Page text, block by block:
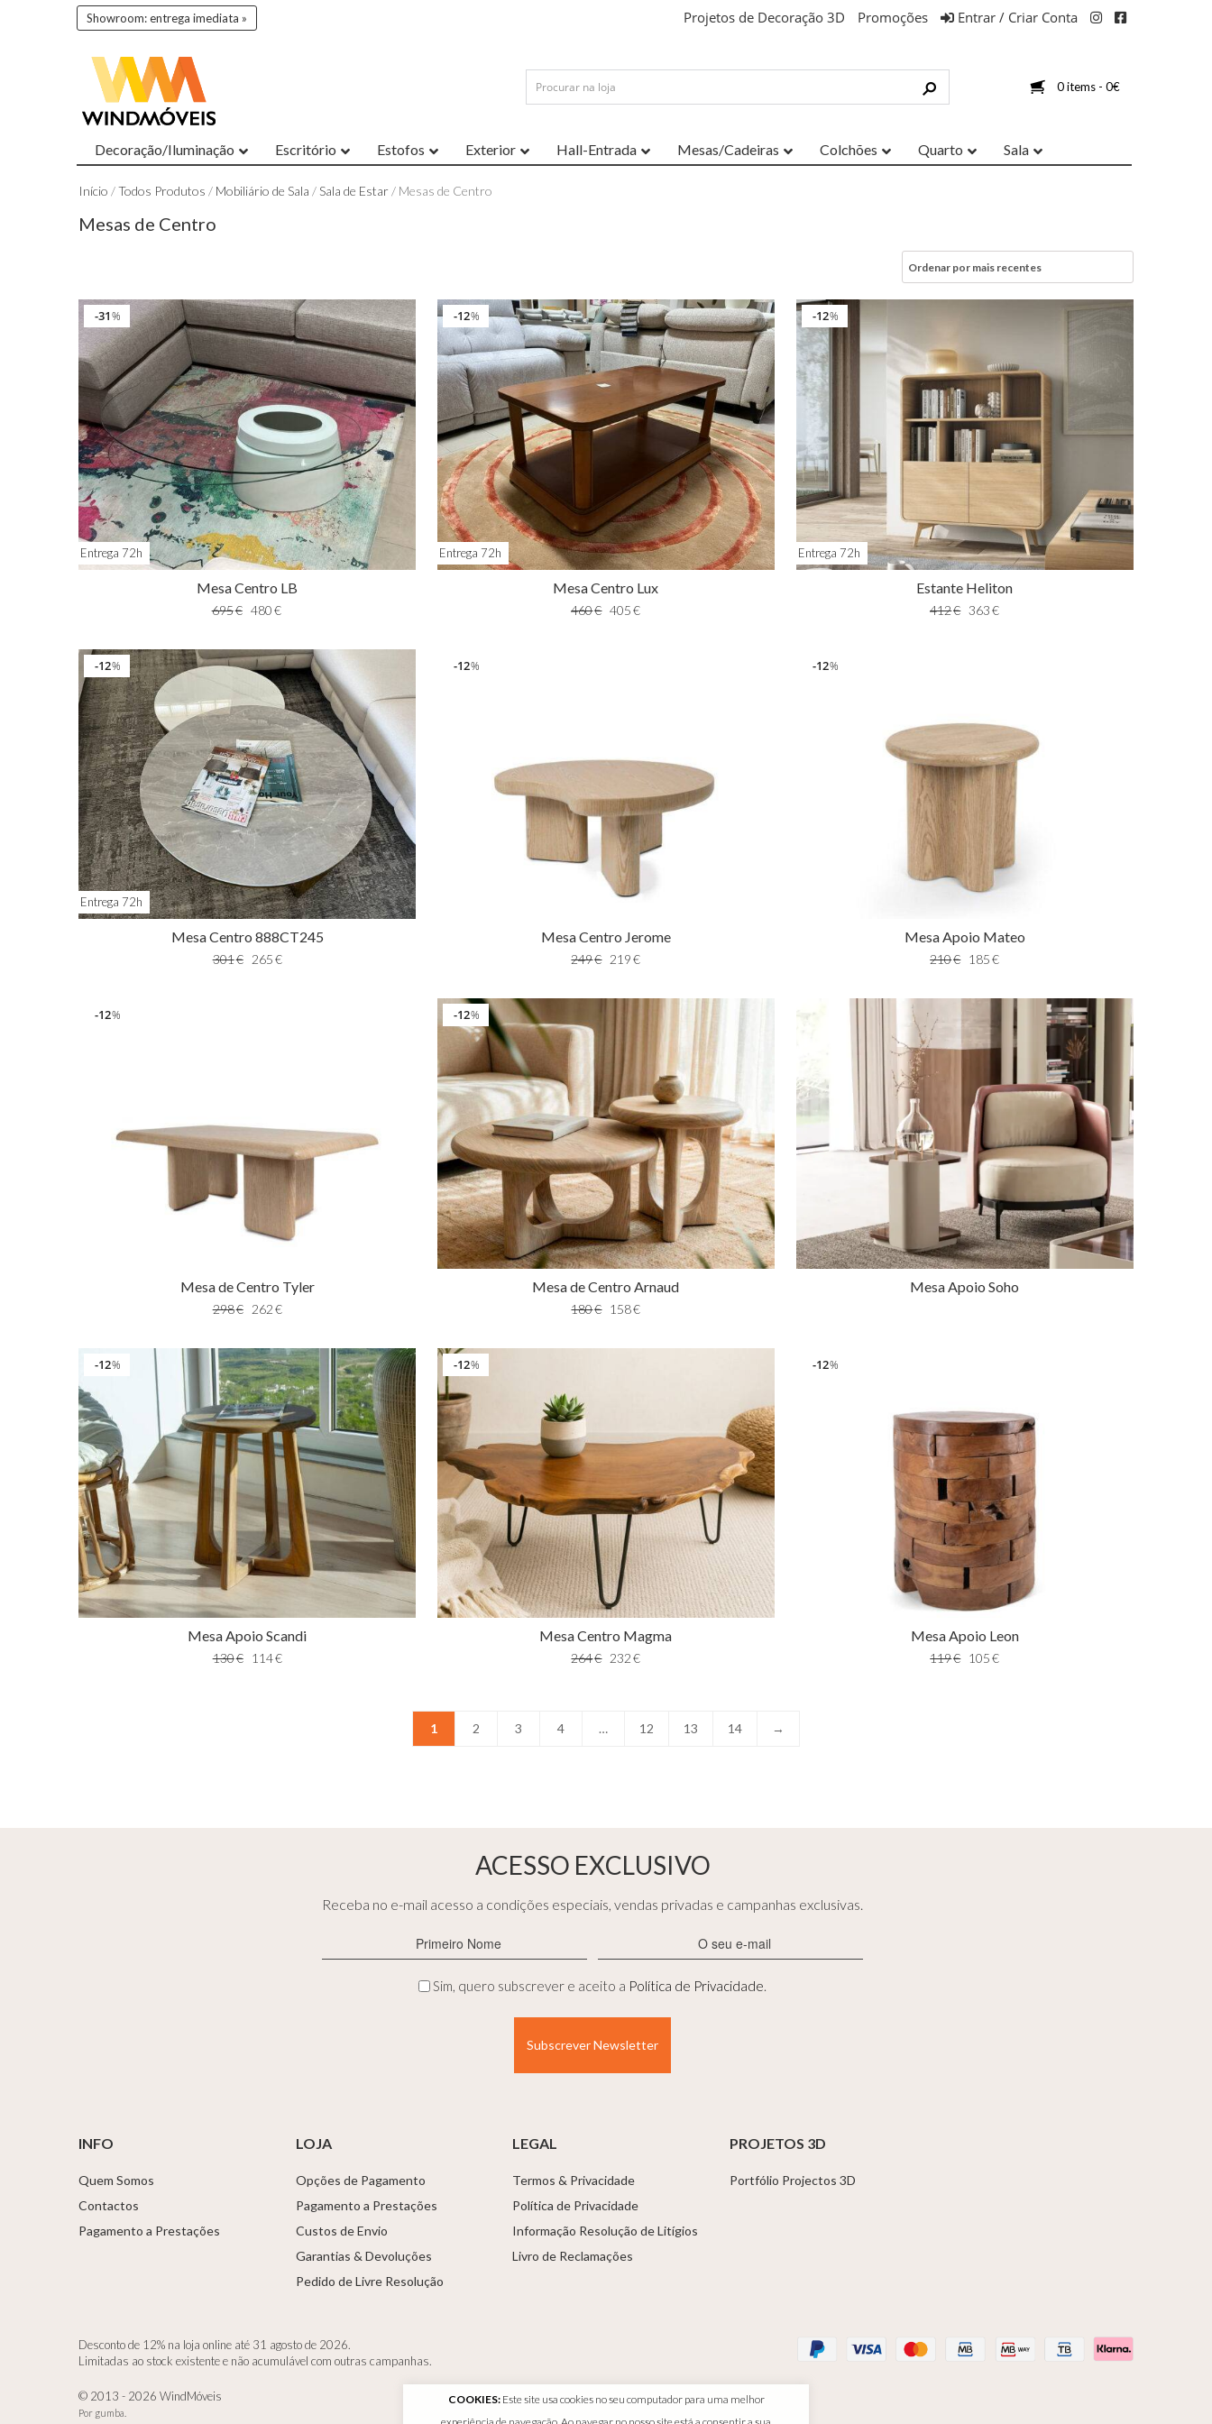
Showroom: entrega imediata » Projetos de Decoração 3D Promoções Entrar / Criar Conta
0 items - 0€
Decoração/Iluminação Escritório Estofos Exterior Hall-Entrada Mesas/Cadeiras Colchões Quarto Sala
Início /Todos Produtos / Mobiliário de Sala / Sala de Estar/ Mesas de Centro
Mesas de Centro
Entrega 72h
%
31
Mesa Centro LB
695€ 480€
Entrega 72h
%
12
Mesa Centro Lux
460€ 405 €
Entrega 72h
%
12
Estante Heliton
412€ 363€
Entrega 72h
%
12
Mesa Centro 888CT245
301€ 265€
%
12
Mesa Centro Jerome
249€ 219 €
%
12
Mesa Apoio Mateo
210€ 185€
%
12
Mesa de Centro Tyler
298€ 262€
%
12
Mesa de Centro Arnaud
180€ 158€
Mesa Apoio Soho
%
12
Mesa Apoio Scandi
130€ 114€
%
12
Mesa Centro Magma
264€ 232 €
%
12
Mesa Apoio Leon
119€ 105€
1 2 3 4 … 12 13 14 →
ACESSO EXCLUSIVO
Receba no e-mail acesso a condições especiais, vendas privadas e campanhas exclusivas.
Primeiro
Nome
(Obrigatório)
mail
(Obrigatório)
Privacidade
Sim, quero subscrever e aceito a Política de Privacidade.
INFO
Quem Somos
Contactos
Pagamento a Prestações
LOJA
Opções de Pagamento
Pagamento a Prestações
Custos de Envio
Garantias & Devoluções
Pedido de Livre Resolução
LEGAL
Termos & Privacidade
Política de Privacidade
Informação Resolução de Litígios
Livro de Reclamações
PROJETOS 3D
Portfólio Projectos 3D
Desconto de 12% na loja online até 31 agosto de 2026.
Limitadas ao stock existente e não acumulável com outras campanhas.
© 2013 - 2026 WindMóveis
Por gumba
COOKIES:Este site usa cookies no seu computador para uma melhor